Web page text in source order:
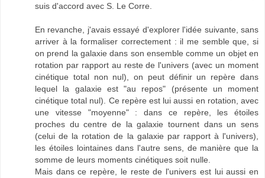
suis d'accord avec S. Le Corre.
En revanche, j'avais essayé d'explorer l'idée suivante, sans
arriver à la formaliser correctement : il me semble que, si
on prend la galaxie dans son ensemble comme un objet en
rotation par rapport au reste de l'univers (avec un moment
cinétique total non nul), on peut définir un repère dans
lequel la galaxie est "au repos" (présente un moment
cinétique total nul). Ce repère est lui aussi en rotation, avec
une vitesse "moyenne" : dans ce repère, les étoiles
proches du centre de la galaxie tournent dans un sens
(celui de la rotation de la galaxie par rapport à l'univers),
les étoiles lointaines dans l'autre sens, de manière que la
somme de leurs moments cinétiques soit nulle.
Mais dans ce repère, le reste de l'univers est lui aussi en